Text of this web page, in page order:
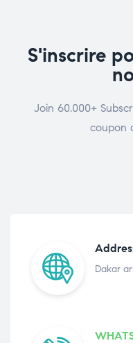
S'inscrire
Join 60.000+
coupon
Dakar